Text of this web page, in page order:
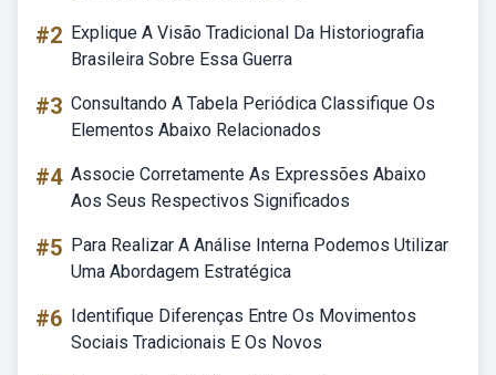
#2 Explique A Visão Tradicional Da Historiografia
Brasileira Sobre Essa Guerra
#3 Consultando A Tabela Periódica Classifique Os
Elementos Abaixo Relacionados
#4 Associe Corretamente As Expressões Abaixo
Aos Seus Respectivos Significados
#5 Para Realizar A Análise Interna Podemos Utilizar
Uma Abordagem Estratégica
#6 Identifique Diferenças Entre Os Movimentos
Sociais Tradicionais E Os Novos